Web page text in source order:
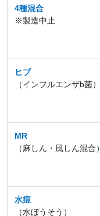
4種混合
※製造中止
ヒブ
（インフルエンザb菌）
MR
（麻しん・風しん混合）
水痘
（水ぼうそう）